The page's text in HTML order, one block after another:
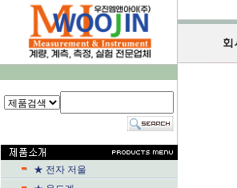
★ 전자 저울